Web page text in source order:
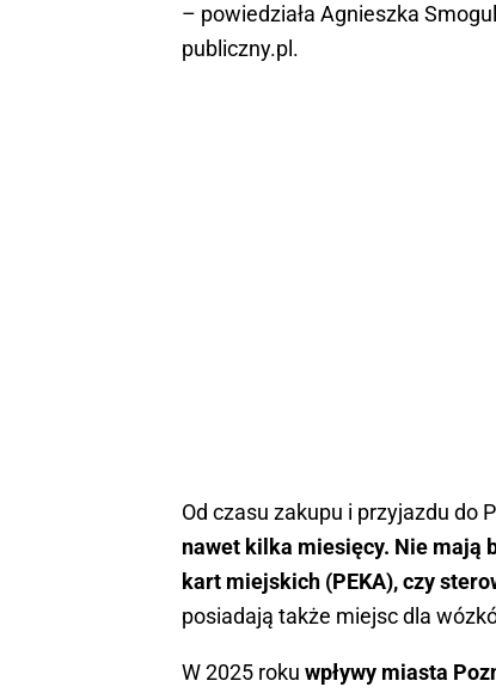
– powiedziała Agnieszka
publiczny.pl.
Od czasu zakupu i przyjazdu do
nawet kilka miesięcy. Nie mają
kart miejskich (PEKA), czy
posiadają także miejsc dla
W 2025 roku wpływy miasta